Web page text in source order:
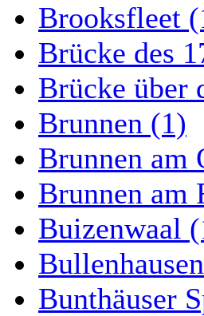
Brooksfleet
Brücke des
Brücke über
Brunnen (1)
Brunnen am
Brunnen am
Buizenwaal
Bunthäuser